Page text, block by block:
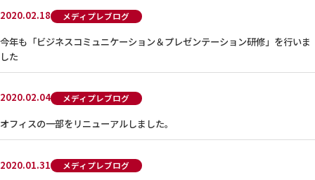
2020.02.18 メディプレブログ
今年も「ビジネスコミュニケーション＆プレゼンテーション研修」を行いま
した
2020.02.04 メディプレブログ
オフィスの一部をリニューアルしました。
2020.01.31 メディプレブログ